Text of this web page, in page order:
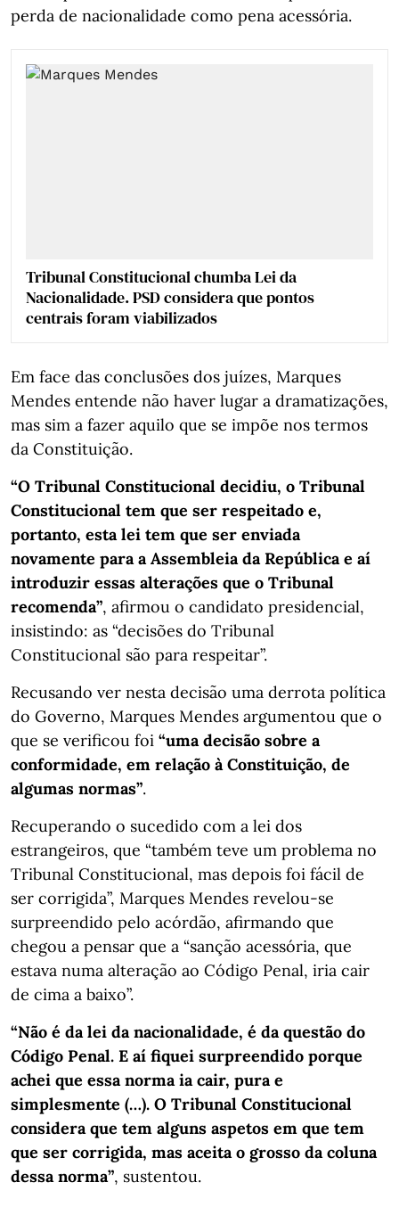
perda de nacionalidade como pena acessória.
Tribunal Constitucional chumba Lei da
Nacionalidade. PSD considera que pontos
centrais foram viabilizados
Em face das conclusões dos juízes, Marques
Mendes entende não haver lugar a dramatizações,
mas sim a fazer aquilo que se impõe nos termos
da Constituição.
“O Tribunal Constitucional decidiu, o Tribunal
Constitucional tem que ser respeitado e,
portanto, esta lei tem que ser enviada
novamente para a Assembleia da República e aí
introduzir essas alterações que o Tribunal
recomenda”, afirmou o candidato presidencial,
insistindo: as “decisões do Tribunal
Constitucional são para respeitar”.
Recusando ver nesta decisão uma derrota política
do Governo, Marques Mendes argumentou que o
que se verificou foi “uma decisão sobre a
conformidade, em relação à Constituição, de
algumas normas”.
Recuperando o sucedido com a lei dos
estrangeiros, que “também teve um problema no
Tribunal Constitucional, mas depois foi fácil de
ser corrigida”, Marques Mendes revelou-se
surpreendido pelo acórdão, afirmando que
chegou a pensar que a “sanção acessória, que
estava numa alteração ao Código Penal, iria cair
de cima a baixo”.
“Não é da lei da nacionalidade, é da questão do
Código Penal. E aí fiquei surpreendido porque
achei que essa norma ia cair, pura e
simplesmente (…). O Tribunal Constitucional
considera que tem alguns aspetos em que tem
que ser corrigida, mas aceita o grosso da coluna
dessa norma”, sustentou.